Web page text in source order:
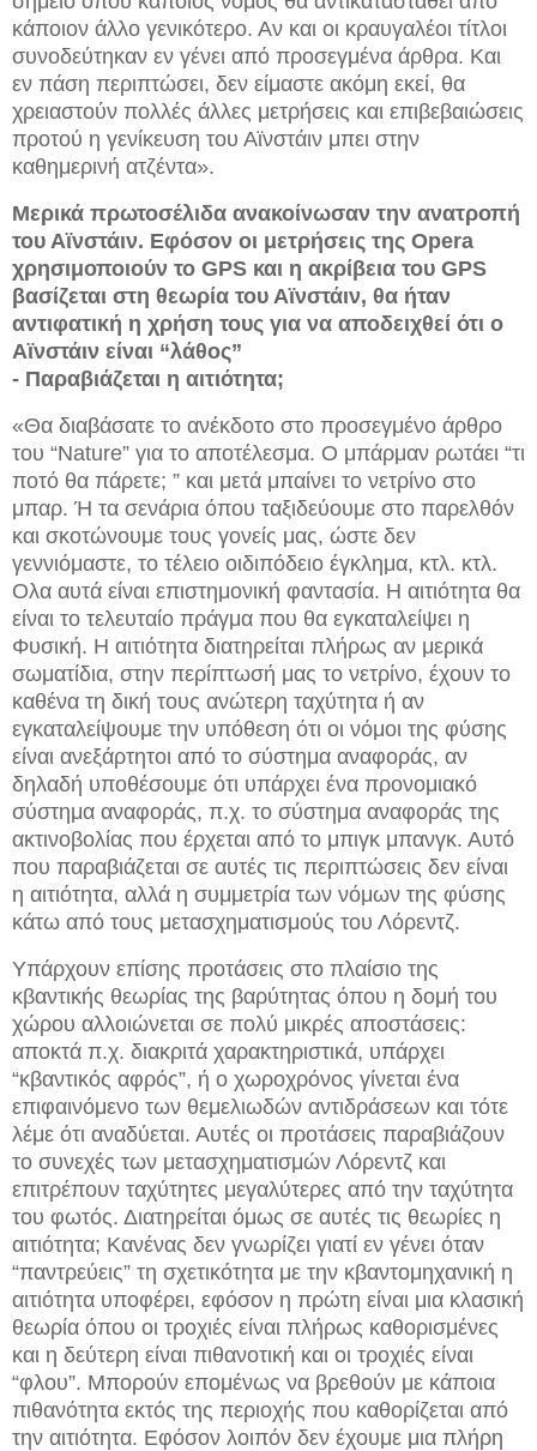
κάποιον άλλο γενικότερο. Αν και οι κραυγαλέοι τίτλοι
συνοδεύτηκαν εν γένει από προσεγμένα άρθρα. Και
εν πάση περιπτώσει, δεν είμαστε ακόμη εκεί, θα
χρειαστούν πολλές άλλες μετρήσεις και επιβεβαιώσεις
προτού η γενίκευση του Αϊνστάιν μπει στην
καθημερινή ατζέντα».
Μερικά πρωτοσέλιδα ανακοίνωσαν την ανατροπή
του Αϊνστάιν. Εφόσον οι μετρήσεις της Opera
χρησιμοποιούν το GPS και η ακρίβεια του GPS
βασίζεται στη θεωρία του Αϊνστάιν, θα ήταν
αντιφατική η χρήση τους για να αποδειχθεί ότι ο
Αϊνστάιν είναι “λάθος”
- Παραβιάζεται η αιτιότητα;
«Θα διαβάσατε το ανέκδοτο στο προσεγμένο άρθρο
του “Nature” για το αποτέλεσμα. Ο μπάρμαν ρωτάει “τι
ποτό θα πάρετε; ” και μετά μπαίνει το νετρίνο στο
μπαρ. Ή τα σενάρια όπου ταξιδεύουμε στο παρελθόν
και σκοτώνουμε τους γονείς μας, ώστε δεν
γεννιόμαστε, το τέλειο οιδιπόδειο έγκλημα, κτλ. κτλ.
Ολα αυτά είναι επιστημονική φαντασία. Η αιτιότητα θα
είναι το τελευταίο πράγμα που θα εγκαταλείψει η
Φυσική. Η αιτιότητα διατηρείται πλήρως αν μερικά
σωματίδια, στην περίπτωσή μας το νετρίνο, έχουν το
καθένα τη δική τους ανώτερη ταχύτητα ή αν
εγκαταλείψουμε την υπόθεση ότι οι νόμοι της φύσης
είναι ανεξάρτητοι από το σύστημα αναφοράς, αν
δηλαδή υποθέσουμε ότι υπάρχει ένα προνομιακό
σύστημα αναφοράς, π.χ. το σύστημα αναφοράς της
ακτινοβολίας που έρχεται από το μπιγκ μπανγκ. Αυτό
που παραβιάζεται σε αυτές τις περιπτώσεις δεν είναι
η αιτιότητα, αλλά η συμμετρία των νόμων της φύσης
κάτω από τους μετασχηματισμούς του Λόρεντζ.
Υπάρχουν επίσης προτάσεις στο πλαίσιο της
κβαντικής θεωρίας της βαρύτητας όπου η δομή του
χώρου αλλοιώνεται σε πολύ μικρές αποστάσεις:
αποκτά π.χ. διακριτά χαρακτηριστικά, υπάρχει
“κβαντικός αφρός”, ή ο χωροχρόνος γίνεται ένα
επιφαινόμενο των θεμελιωδών αντιδράσεων και τότε
λέμε ότι αναδύεται. Αυτές οι προτάσεις παραβιάζουν
το συνεχές των μετασχηματισμών Λόρεντζ και
επιτρέπουν ταχύτητες μεγαλύτερες από την ταχύτητα
του φωτός. Διατηρείται όμως σε αυτές τις θεωρίες η
αιτιότητα; Κανένας δεν γνωρίζει γιατί εν γένει όταν
“παντρεύεις” τη σχετικότητα με την κβαντομηχανική η
αιτιότητα υποφέρει, εφόσον η πρώτη είναι μια κλασική
θεωρία όπου οι τροχιές είναι πλήρως καθορισμένες
και η δεύτερη είναι πιθανοτική και οι τροχιές είναι
“φλου”. Μπορούν επομένως να βρεθούν με κάποια
πιθανότητα εκτός της περιοχής που καθορίζεται από
την αιτιότητα. Εφόσον λοιπόν δεν έχουμε μια πλήρη